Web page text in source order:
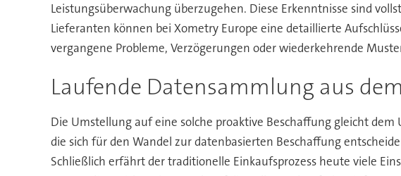
Leistungsüberwachung überzugehen. Diese Erkenntnisse sind
Lieferanten können bei Xometry Europe eine detaillierte
vergangene Probleme, Verzögerungen oder wiederkehrende
Laufende Datensammlung aus
Die Umstellung auf eine solche proaktive Beschaffung gleicht
die sich für den Wandel zur datenbasierten Beschaffung
Schließlich erfährt der traditionelle Einkaufsprozess heute viele